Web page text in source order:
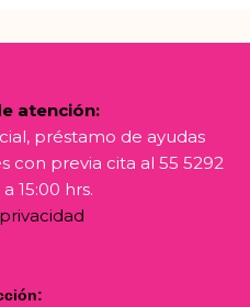
atención:
préstamo de ayudas
con previa cita al 55 5292
15:00 hrs.